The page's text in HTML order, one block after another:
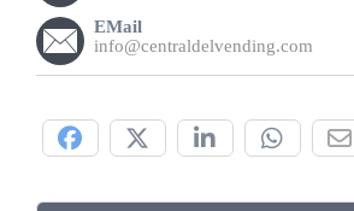
EMail
info@centraldelvending.com